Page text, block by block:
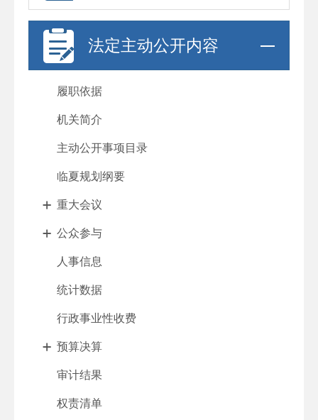
法定主动公开内容
履职依据
机关简介
主动公开事项目录
临夏规划纲要
重大会议
公众参与
人事信息
统计数据
行政事业性收费
预算决算
审计结果
权责清单